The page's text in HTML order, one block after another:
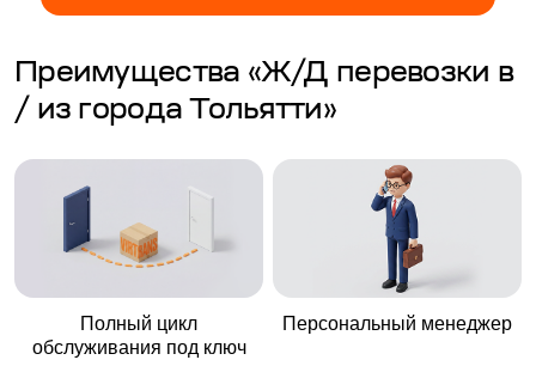
Преимущества «Ж/Д перевозки в
/ из города Тольятти»
Полный цикл
обслуживания под ключ
Персональный менеджер